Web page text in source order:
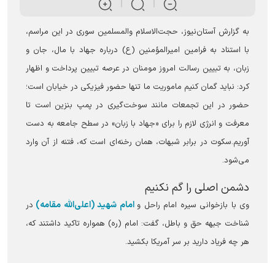
به گزارش آستان‌نیوز، حجت‌الاسلام والمسلمین سوری در این مراسم،
با استناد به فرامین امیرالمؤمنین (ع) درباره جهاد با مال، جان و
زبان، به تبیین رسالت امروز مومنان در عرصه تبیین پرداخت و اظهار
کرد: نباید گمان کنیم ماموریت ما تنها حضور فیزیکی در خیابان است؛
حضور در این تجمعات مانند سوخت‌گیری در پمپ بنزین است تا
معرفت و انرژی لازم را برای «جهاد با زبان» در سطح جامعه به دست
آوریم.سکوت در برابر شبهات، همان رخنه‌ای است که، فتنه از آن وارد
می‌شود.
دشمن اصلی را گم نکنیم
وی با بازخوانی سیره امام راحل و امام شهید (اعلی‌الله مقامه) در
شناخت جبهه حق و باطل، گفت: امام (ره) همواره تاکید داشتند که،
هر چه فریاد دارید بر سر آمریکا بکشید.